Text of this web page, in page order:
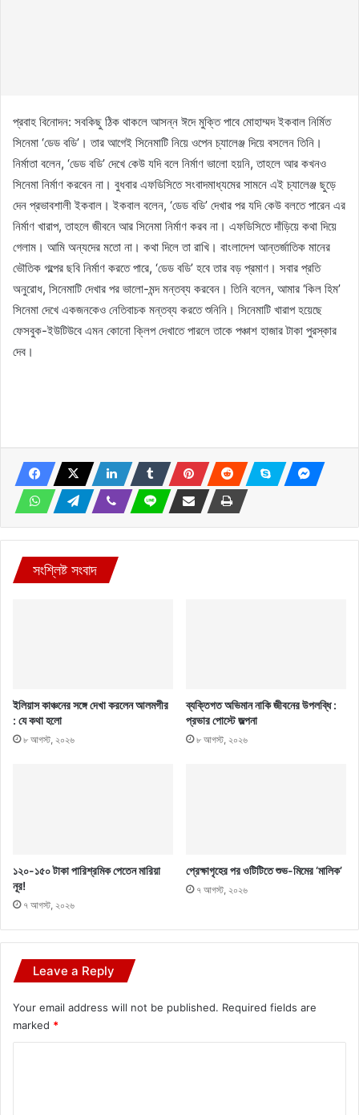
প্রবাহ বিনোদন: সবকিছু ঠিক থাকলে আসন্ন ঈদে মুক্তি পাবে মোহাম্মদ ইকবাল নির্মিত
সিনেমা ‘ডেড বডি’। তার আগেই সিনেমাটি নিয়ে ওপেন চ্যালেঞ্জ দিয়ে বসলেন তিনি।
নির্মাতা বলেন, ‘ডেড বডি’ দেখে কেউ যদি বলে নির্মাণ ভালো হয়নি, তাহলে আর কখনও
সিনেমা নির্মাণ করবেন না। বুধবার এফডিসিতে সংবাদমাধ্যমের সামনে এই চ্যালেঞ্জ ছুড়ে
দেন প্রভাবশালী ইকবাল। ইকবাল বলেন, ‘ডেড বডি’ দেখার পর যদি কেউ বলতে পারেন এর
নির্মাণ খারাপ, তাহলে জীবনে আর সিনেমা নির্মাণ করব না। এফডিসিতে দাঁড়িয়ে কথা দিয়ে
গেলাম। আমি অন্যদের মতো না। কথা দিলে তা রাখি। বাংলাদেশ আন্তর্জাতিক মানের
ভৌতিক গল্পের ছবি নির্মাণ করতে পারে, ‘ডেড বডি’ হবে তার বড় প্রমাণ। সবার প্রতি
অনুরোধ, সিনেমাটি দেখার পর ভালো-মন্দ মন্তব্য করবেন। তিনি বলেন, আমার ‘কিল হিম’
সিনেমা দেখে একজনকেও নেতিবাচক মন্তব্য করতে শুনিনি। সিনেমাটি খারাপ হয়েছে
ফেসবুক-ইউটিউবে এমন কোনো ক্লিপ দেখাতে পারলে তাকে পঞ্চাশ হাজার টাকা পুরস্কার
দেব।
সংশ্লিষ্ট সংবাদ
ইলিয়াস কাঞ্চনের সঙ্গে দেখা করলেন আলমগীর
: যে কথা হলো
৮ আগস্ট, ২০২৬
ব্যক্তিগত অভিমান নাকি জীবনের উপলব্ধি :
প্রভার পোস্টে জল্পনা
৮ আগস্ট, ২০২৬
১২০-১৫০ টাকা পারিশ্রমিক পেতেন মারিয়া
নূর!
৭ আগস্ট, ২০২৬
প্রেক্ষাগৃহের পর ওটিটিতে শুভ-মিমের ‘মালিক’
৭ আগস্ট, ২০২৬
Leave a Reply
Your email address will not be published. Required fields are
marked *